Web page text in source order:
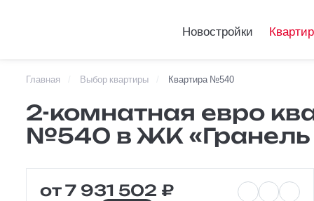
Новостройки
Главная Выбор квартиры Квартира №540
2-
№540 в ЖК
2-комнатная евро
№540 в ЖК
от 7 931 502 ₽
VKontakte